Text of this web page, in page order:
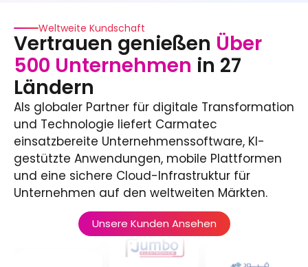
Weltweite Kundschaft
Vertrauen genießen Über
500 Unternehmen in 27
Ländern
Als globaler Partner für digitale Transformation
und Technologie liefert Carmatec
einsatzbereite Unternehmenssoftware, KI-
gestützte Anwendungen, mobile Plattformen
und eine sichere Cloud-Infrastruktur für
Unternehmen auf den weltweiten Märkten.
Unsere Kunden Ansehen